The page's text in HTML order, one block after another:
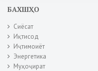
БАХШҲО
Сиёсат
Иқтисод
Иҷтимоиёт
Энергетика
Муҳоҷират